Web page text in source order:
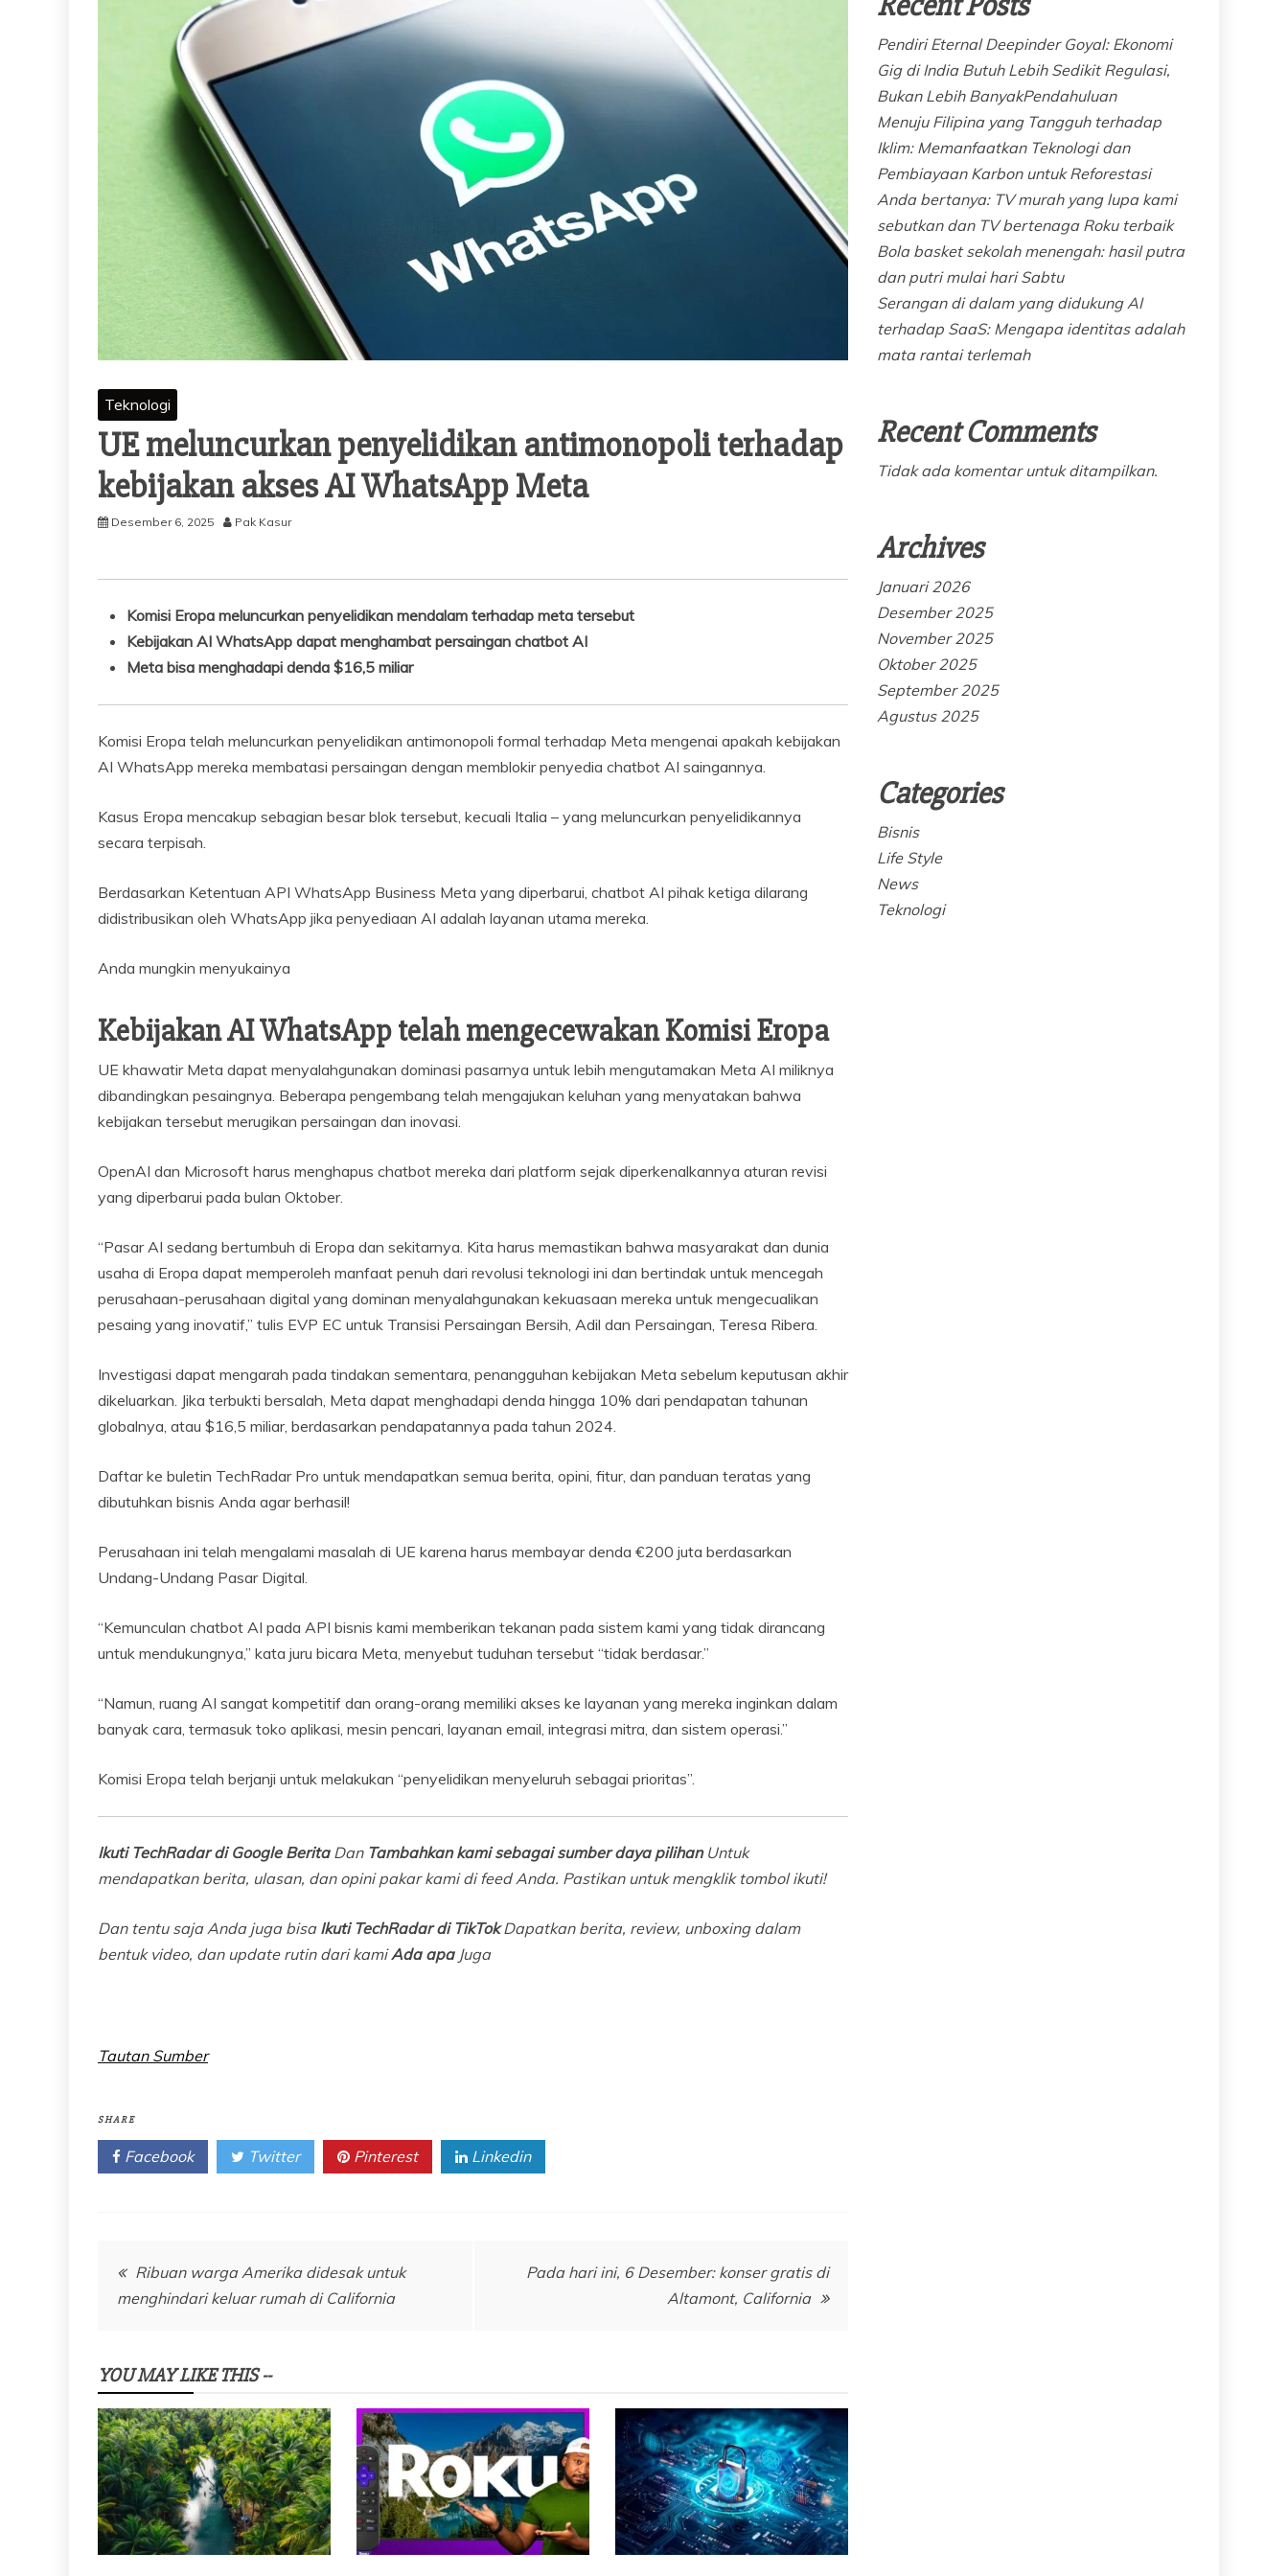
Teknologi
UE meluncurkan penyelidikan antimonopoli terhadap
kebijakan akses AI WhatsApp Meta
Desember 6, 2025 Pak Kasur
Komisi Eropa meluncurkan penyelidikan mendalam terhadap meta tersebut
Kebijakan AI WhatsApp dapat menghambat persaingan chatbot AI
Meta bisa menghadapi denda $16,5 miliar
Komisi Eropa telah meluncurkan penyelidikan antimonopoli formal terhadap Meta mengenai apakah kebijakan
AI WhatsApp mereka membatasi persaingan dengan memblokir penyedia chatbot AI saingannya.
Kasus Eropa mencakup sebagian besar blok tersebut, kecuali Italia – yang meluncurkan penyelidikannya
secara terpisah.
Berdasarkan Ketentuan API WhatsApp Business Meta yang diperbarui, chatbot AI pihak ketiga dilarang
didistribusikan oleh WhatsApp jika penyediaan AI adalah layanan utama mereka.
Anda mungkin menyukainya
Kebijakan AI WhatsApp telah mengecewakan Komisi Eropa
UE khawatir Meta dapat menyalahgunakan dominasi pasarnya untuk lebih mengutamakan Meta AI miliknya
dibandingkan pesaingnya. Beberapa pengembang telah mengajukan keluhan yang menyatakan bahwa
kebijakan tersebut merugikan persaingan dan inovasi.
OpenAI dan Microsoft harus menghapus chatbot mereka dari platform sejak diperkenalkannya aturan revisi
yang diperbarui pada bulan Oktober.
“Pasar AI sedang bertumbuh di Eropa dan sekitarnya. Kita harus memastikan bahwa masyarakat dan dunia
usaha di Eropa dapat memperoleh manfaat penuh dari revolusi teknologi ini dan bertindak untuk mencegah
perusahaan-perusahaan digital yang dominan menyalahgunakan kekuasaan mereka untuk mengecualikan
pesaing yang inovatif,” tulis EVP EC untuk Transisi Persaingan Bersih, Adil dan Persaingan, Teresa Ribera.
Investigasi dapat mengarah pada tindakan sementara, penangguhan kebijakan Meta sebelum keputusan akhir
dikeluarkan. Jika terbukti bersalah, Meta dapat menghadapi denda hingga 10% dari pendapatan tahunan
globalnya, atau $16,5 miliar, berdasarkan pendapatannya pada tahun 2024.
Daftar ke buletin TechRadar Pro untuk mendapatkan semua berita, opini, fitur, dan panduan teratas yang
dibutuhkan bisnis Anda agar berhasil!
Perusahaan ini telah mengalami masalah di UE karena harus membayar denda €200 juta berdasarkan
Undang-Undang Pasar Digital.
“Kemunculan chatbot AI pada API bisnis kami memberikan tekanan pada sistem kami yang tidak dirancang
untuk mendukungnya,” kata juru bicara Meta, menyebut tuduhan tersebut “tidak berdasar.”
“Namun, ruang AI sangat kompetitif dan orang-orang memiliki akses ke layanan yang mereka inginkan dalam
banyak cara, termasuk toko aplikasi, mesin pencari, layanan email, integrasi mitra, dan sistem operasi.”
Komisi Eropa telah berjanji untuk melakukan “penyelidikan menyeluruh sebagai prioritas”.
Ikuti TechRadar di Google BeritaDan Tambahkan kami sebagai sumber daya pilihanUntuk
mendapatkan berita, ulasan, dan opini pakar kami di feed Anda. Pastikan untuk mengklik tombol ikuti!
Dan tentu saja Anda juga bisa Ikuti TechRadar di TikTokDapatkan berita, review, unboxing dalam
bentuk video, dan update rutin dari kamiAda apaJuga
Tautan Sumber
SHARE
Facebook Twitter Pinterest Linkedin
Navigasi
Ribuan warga Amerika didesak untuk
menghindari keluar rumah di California
Pada hari ini, 6 Desember: konser gratis di
Altamont, California
YOU MAY LIKE THIS --
Pendiri Eternal Deepinder Goyal: Ekonomi
Gig di India Butuh Lebih Sedikit Regulasi,
Bukan Lebih BanyakPendahuluan
Menuju Filipina yang Tangguh terhadap
Iklim: Memanfaatkan Teknologi dan
Pembiayaan Karbon untuk Reforestasi
Anda bertanya: TV murah yang lupa kami
sebutkan dan TV bertenaga Roku terbaik
Bola basket sekolah menengah: hasil putra
dan putri mulai hari Sabtu
Serangan di dalam yang didukung AI
terhadap SaaS: Mengapa identitas adalah
mata rantai terlemah
Recent Comments
Tidak ada komentar untuk ditampilkan.
Archives
Januari 2026
Desember 2025
November 2025
Oktober 2025
September 2025
Agustus 2025
Categories
Bisnis
Life Style
News
Teknologi